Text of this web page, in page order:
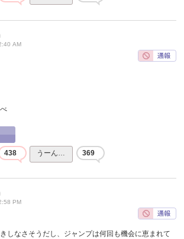
AM
438 うーん… 369
PM
しなさそうだし、ジャンプは何回も機会に恵まれて